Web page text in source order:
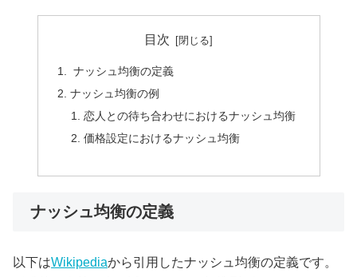
目次
ナッシュ均衡の定義
ナッシュ均衡の例
恋人との待ち合わせにおけるナッシュ均衡
価格設定におけるナッシュ均衡
ナッシュ均衡の定義
以下はWikipediaから引用したナッシュ均衡の定義です。